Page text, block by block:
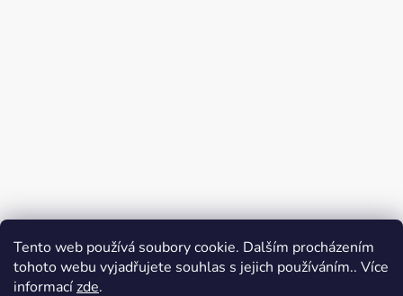
Tento web používá soubory cookie. Dalším procházením
tohoto webu vyjadřujete souhlas s jejich používáním.. Více
informacízde.
VERA GURMET